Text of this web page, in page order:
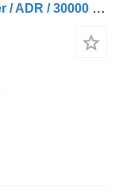
LAG O-3-ST L4BH bitumen semi-trailer / ADR / 30000 l / Several units